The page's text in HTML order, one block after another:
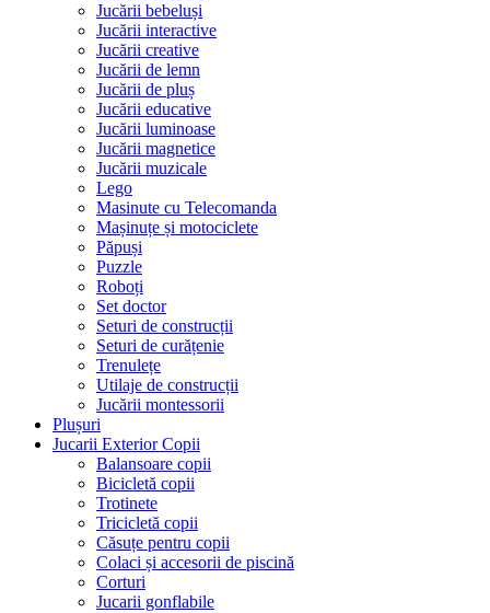
Jucării bebeluși
Jucării interactive
Jucării creative
Jucării de lemn
Jucării de pluș
Jucării educative
Jucării luminoase
Jucării magnetice
Jucării muzicale
Lego
Masinute cu Telecomanda
Mașinuțe și motociclete
Păpuși
Puzzle
Roboți
Set doctor
Seturi de construcții
Seturi de curățenie
Trenulețe
Utilaje de construcții
Jucării montessorii
Plușuri
Jucarii Exterior Copii
Balansoare copii
Bicicletă copii
Trotinete
Tricicletă copii
Căsuțe pentru copii
Colaci și accesorii de piscină
Corturi
Jucarii gonflabile